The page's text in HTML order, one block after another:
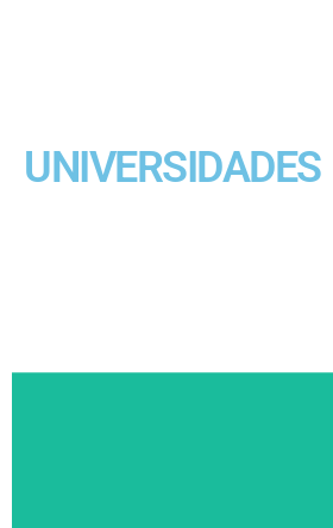
UNIVERSIDADES